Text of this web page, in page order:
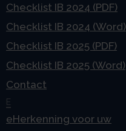
Checklist IB 2024 (PDF)
Checklist IB 2024 (Word)
Checklist IB 2025 (PDF)
Checklist IB 2025 (Word)
Contact
E
eHerkenning voor uw